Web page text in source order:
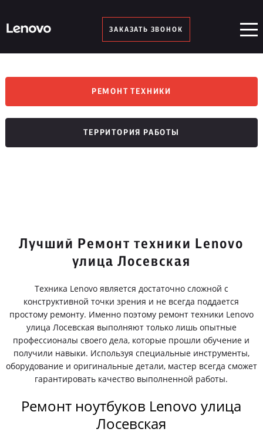
ЗАКАЗАТЬ ЗВОНОК
РЕМОНТ ТЕХНИКИ
ТЕРРИТОРИЯ РАБОТЫ
Лучший Ремонт техники Lenovo
улица Лосевская
Техника Lenovo является достаточно сложной с
конструктивной точки зрения и не всегда поддается
простому ремонту. Именно поэтому ремонт техники Lenovo
улица Лосевская выполняют только лишь опытные
профессионалы своего дела, которые прошли обучение и
получили навыки. Используя специальные инструменты,
оборудование и оригинальные детали, мастер всегда сможет
гарантировать качество выполненной работы.
Ремонт ноутбуков Lenovo улица
Лосевская